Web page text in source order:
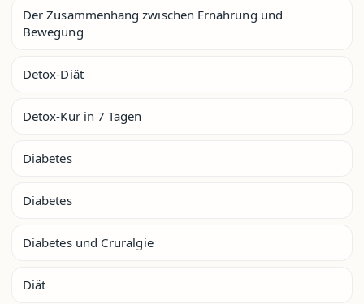
Der Zusammenhang zwischen Ernährung und
Bewegung
Detox-Diät
Detox-Kur in 7 Tagen
Diabetes
Diabetes
Diabetes und Cruralgie
Diät